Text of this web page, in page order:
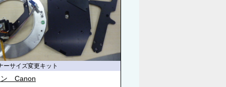
ーサイズ変更キット
ン Canon